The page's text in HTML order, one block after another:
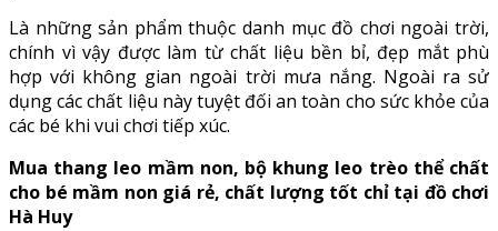
Là những sản phẩm thuộc danh mục đồ chơi ngoài trời,
chính vì vậy được làm từ chất liệu bền bỉ, đẹp mắt phù
hợp với không gian ngoài trời mưa nắng. Ngoài ra sử
dụng các chất liệu này tuyệt đối an toàn cho sức khỏe của
các bé khi vui chơi tiếp xúc.
Mua thang leo mầm non, bộ khung leo trèo thể chất
cho bé mầm non giá rẻ, chất lượng tốt chỉ tại đồ chơi
Hà Huy